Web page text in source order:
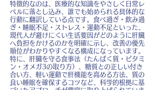
特徴的なのは、医療的な知識をやさしく日常レ
ベルに落とし込み、誰でも始められる具体的な
行動に翻訳している点です。食べ過ぎ・飲み過
ぎ・睡眠不足・ストレス・運動不足といった、
現代人が避けにくい生活要因がどのように肝臓
へ負担をかけるのかを明確に示し、改善の優先
順位がわかりやすくなる構成になっています。
特に、肝臓を守る食事法（たんぱく質・ビタミ
ン・オメガ3の取り方）、糖質との正しい付き
合い方、軽い運動で肝機能を高める方法、質の
良い睡眠を確保するコツなど、科学的根拠に基